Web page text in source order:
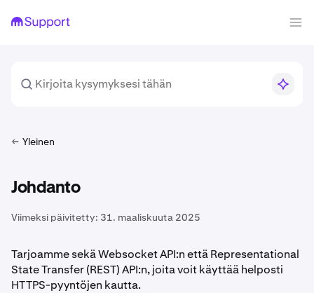
Yleinen
Johdanto
Viimeksi päivitetty: 31. maaliskuuta 2025
Tarjoamme sekä Websocket API:n että Representational
State Transfer (REST) API:n, joita voit käyttää helposti
HTTPS-pyyntöjen kautta.